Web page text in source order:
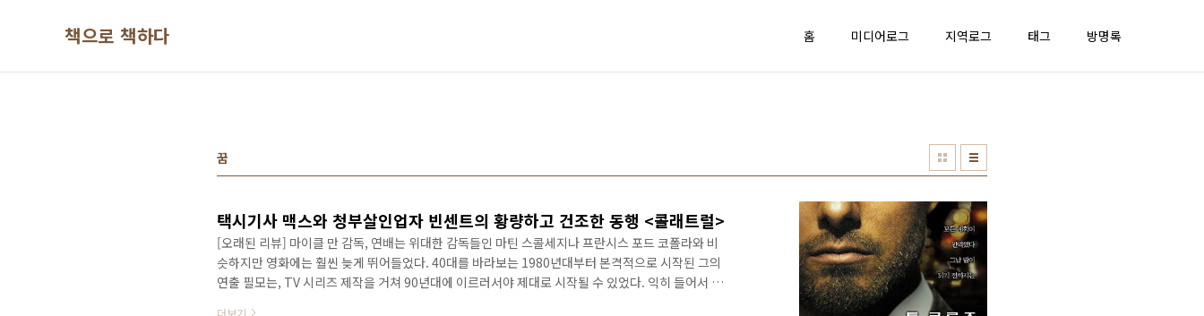
책으로 책하다 홈 미디어로그 지역로그 태그 방명록
꿈
택시기사 맥스와 청부살인업자 빈센트의 황량하고 건조한 동행 <콜래트럴>
[오래된 리뷰] 마이클 만 감독, 연배는 위대한 감독들인 마틴 스콜세지나 프란시스 포드 코폴라와 비
슷하지만 영화에는 훨씬 늦게 뛰어들었다. 40대를 바라보는 1980년대부터 본격적으로 시작된 그의
연출 필모는, TV 시리즈 제작을 거쳐 90년대에 이르러서야 제대로 시작될 수 있었다. 익히 들어서 알
더보기